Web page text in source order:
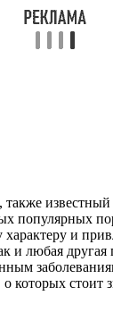
популярных
и
и любая другая
о которых стоит